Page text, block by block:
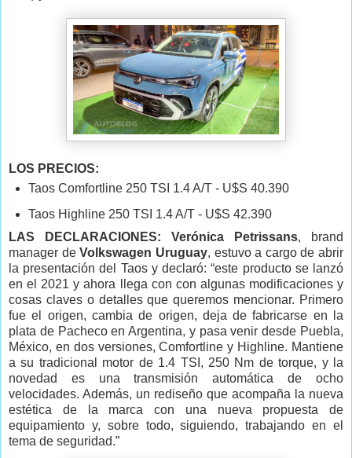
LOS PRECIOS:
Taos Comfortline 250 TSI 1.4 A/T - U$S 40.390
Taos Highline 250 TSI 1.4 A/T - U$S 42.390
LAS DECLARACIONES: Verónica Petrissans, brand
manager deVolkswagen Uruguay, estuvo a cargo de abrir
la presentación del Taos y declaró: “este producto se lanzó
en el 2021 y ahora llega con con algunas modificaciones y
cosas claves o detalles que queremos mencionar. Primero
fue el origen, cambia de origen, deja de fabricarse en la
plata de Pacheco en Argentina, y pasa venir desde Puebla,
México, en dos versiones, Comfortline y Highline. Mantiene
a su tradicional motor de 1.4 TSI, 250 Nm de torque, y la
novedad es una transmisión automática de ocho
velocidades. Además, un rediseño que acompaña la nueva
estética de la marca con una nueva propuesta de
equipamiento y, sobre todo, siguiendo, trabajando en el
tema de seguridad.”